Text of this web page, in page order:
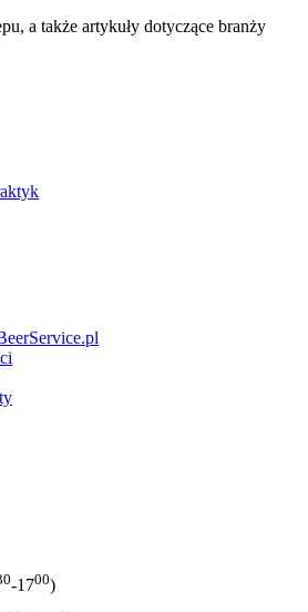
a także artykuły dotyczące branży
-1700)